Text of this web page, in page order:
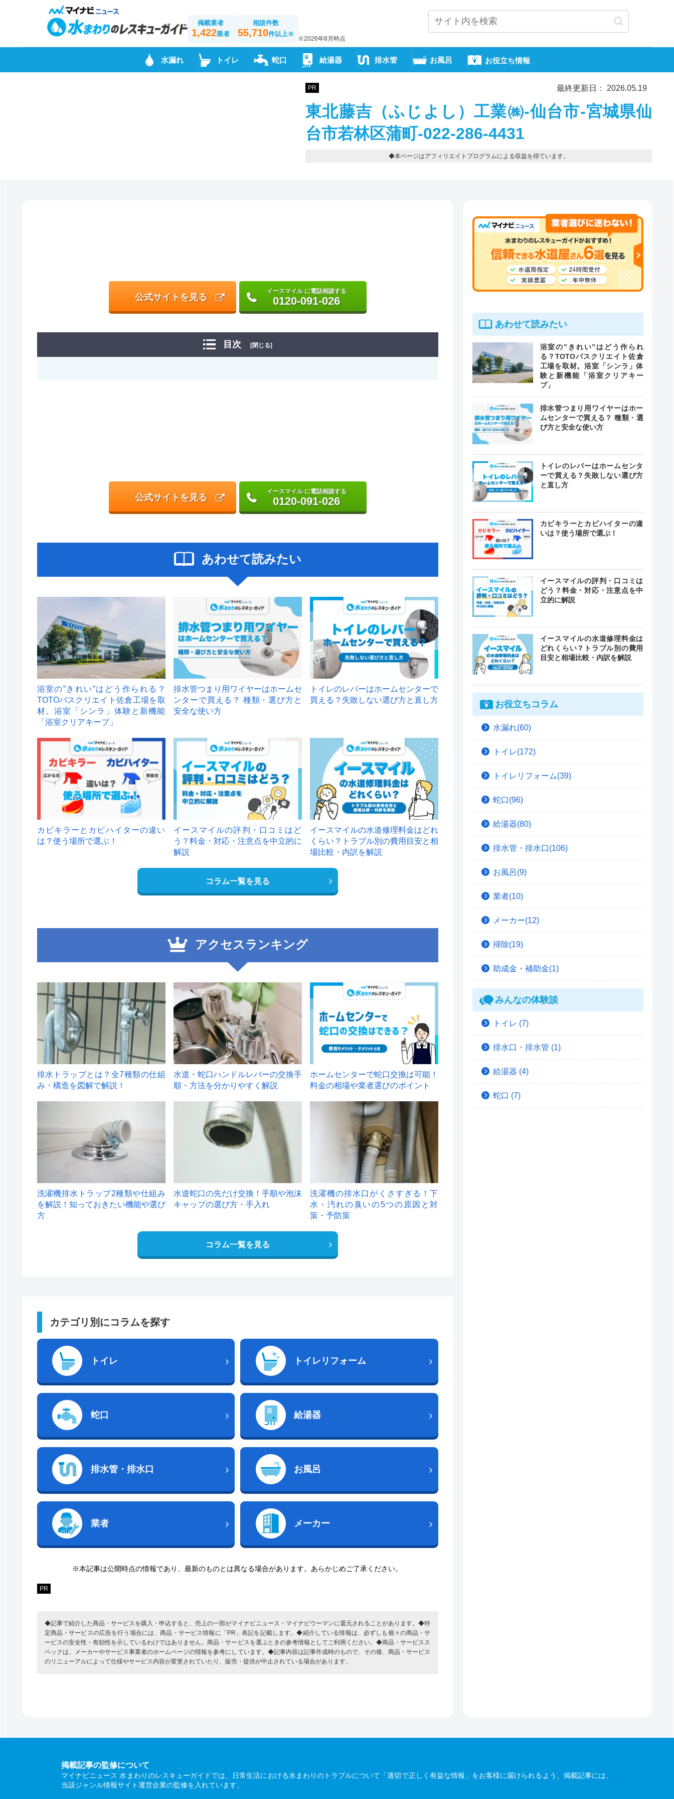
掲載業者
1,422業者
相談件数
55,710件以上※
※2026年8月時点
水漏れ トイレ 蛇口 給湯器 排水管 お風呂 お役立ち情報
PR 最終更新日： 2026.05.19
東北藤吉（ふじよし）工業㈱-仙台市-宮城県仙
台市若林区蒲町-022-286-4431
◆本ページはアフィリエイトプログラムによる収益を得ています。
公式サイトを見る
イースマイル に電話相談する
0120-091-026
目次 [閉じる]
公式サイトを見る
イースマイル に電話相談する
0120-091-026
あわせて読みたい
浴室の”きれい”はどう作られる？
TOTOバスクリエイト佐倉工場を取
材。浴室「シンラ」体験と新機能
「浴室クリアキープ」
排水管つまり用ワイヤーはホームセ
ンターで買える？ 種類・選び方と
安全な使い方
トイレのレバーはホームセンターで
買える？失敗しない選び方と直し方
カビキラーとカビハイターの違い
は？使う場所で選ぶ！
イースマイルの評判・口コミはど
う？料金・対応・注意点を中立的に
解説
イースマイルの水道修理料金はどれ
くらい？トラブル別の費用目安と相
場比較・内訳を解説
コラム一覧を見る
アクセスランキング
1
排水トラップとは？全7種類の仕組
み・構造を図解で解説！
2
水道・蛇口ハンドルレバーの交換手
順・方法を分かりやすく解説
ホームセンターで蛇口交換は可能！
料金の相場や業者選びのポイント
洗濯機排水トラップ2種類や仕組み
を解説！知っておきたい機能や選び
方
水道蛇口の先だけ交換！手順や泡沫
キャップの選び方・手入れ
洗濯機の排水口がくさすぎる！下
水・汚れの臭いの5つの原因と対
策・予防策
コラム一覧を見る
カテゴリ別にコラムを探す
トイレ トイレリフォーム
蛇口 給湯器
排水管・排水口 お風呂
業者 メーカー
※本記事は公開時点の情報であり、最新のものとは異なる場合があります。あらかじめご了承ください。
PR
◆記事で紹介した商品・サービスを購入・申込すると、売上の一部がマイナビニュース・マイナビウーマンに還元されることがあります。◆特
定商品・サービスの広告を行う場合には、商品・サービス情報に「PR」表記を記載します。◆紹介している情報は、必ずしも個々の商品・サ
ービスの安全性・有効性を示しているわけではありません。商品・サービスを選ぶときの参考情報としてご利用ください。◆商品・サービスス
ペックは、メーカーやサービス事業者のホームページの情報を参考にしています。◆記事内容は記事作成時のもので、その後、商品・サービス
のリニューアルによって仕様やサービス内容が変更されていたり、販売・提供が中止されている場合があります。
あわせて読みたい
浴室の”きれい”はどう作られ
る？TOTOバスクリエイト佐倉
工場を取材。浴室「シンラ」体
験と新機能「浴室クリアキー
プ」
排水管つまり用ワイヤーはホー
ムセンターで買える？ 種類・選
び方と安全な使い方
トイレのレバーはホームセンタ
ーで買える？失敗しない選び方
と直し方
カビキラーとカビハイターの違
いは？使う場所で選ぶ！
イースマイルの評判・口コミは
どう？料金・対応・注意点を中
立的に解説
イースマイルの水道修理料金は
どれくらい？トラブル別の費用
目安と相場比較・内訳を解説
お役立ちコラム
水漏れ(60)
トイレ(172)
トイレリフォーム(39)
蛇口(96)
給湯器(80)
排水管・排水口(106)
お風呂(9)
業者(10)
メーカー(12)
掃除(19)
助成金・補助金(1)
みんなの体験談
トイレ (7)
排水口・排水管 (1)
給湯器 (4)
蛇口 (7)
掲載記事の監修について
マイナビニュース 水まわりのレスキューガイドでは、日常生活における水まわりのトラブルについて「適切で正しく有益な情報」をお客様に届けられるよう、掲載記事には、
当該ジャンル情報サイト運営企業の監修を入れています。